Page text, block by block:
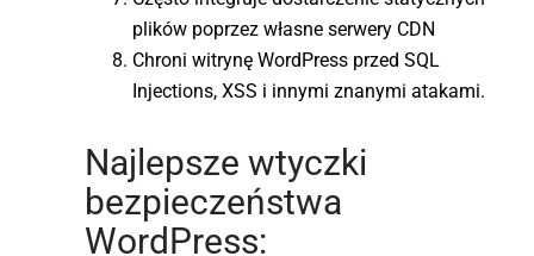
plików poprzez własne serwery CDN
Chroni witrynę WordPress przed SQL
Injections, XSS i innymi znanymi atakami.
Najlepsze wtyczki
bezpieczeństwa
WordPress: